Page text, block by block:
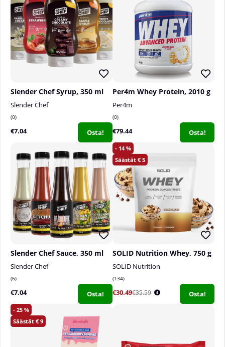
Slender Chef Syrup, 350 ml
Slender Chef
0
€7.04 Osta!
Per4m Whey Protein, 2010 g
Per4m
0
€79.44 Osta!
Slender Chef Sauce, 350 ml
Slender Chef
6
€7.04 Osta!
14
5
SOLID Nutrition Whey, 750 g
SOLID Nutrition
134
€30.49€35.59 Osta!
25
9